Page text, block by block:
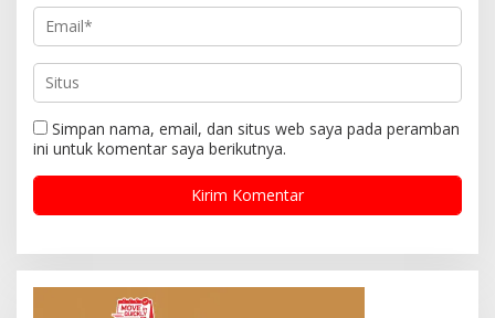
Simpan nama, email, dan situs web saya pada peramban
ini untuk komentar saya berikutnya.